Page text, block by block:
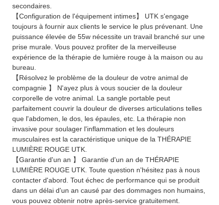
secondaires.
【Configuration de l'équipement intimes】 UTK s'engage
toujours à fournir aux clients le service le plus prévenant. Une
puissance élevée de 55w nécessite un travail branché sur une
prise murale. Vous pouvez profiter de la merveilleuse
expérience de la thérapie de lumière rouge à la maison ou au
bureau.
【Résolvez le problème de la douleur de votre animal de
compagnie 】 N'ayez plus à vous soucier de la douleur
corporelle de votre animal. La sangle portable peut
parfaitement couvrir la douleur de diverses articulations telles
que l'abdomen, le dos, les épaules, etc. La thérapie non
invasive pour soulager l'inflammation et les douleurs
musculaires est la caractéristique unique de la THÉRAPIE
LUMIÈRE ROUGE UTK.
【Garantie d'un an 】 Garantie d'un an de THÉRAPIE
LUMIÈRE ROUGE UTK. Toute question n'hésitez pas à nous
contacter d'abord. Tout échec de performance qui se produit
dans un délai d'un an causé par des dommages non humains,
vous pouvez obtenir notre après-service gratuitement.